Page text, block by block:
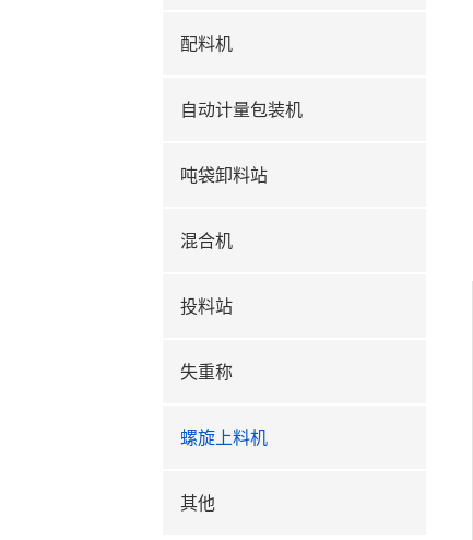
配料机
自动计量包装机
吨袋卸料站
混合机
投料站
失重称
螺旋上料机
其他